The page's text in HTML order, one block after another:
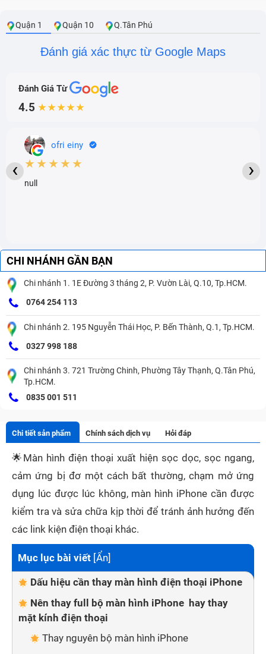
Quận 1 Quận 10 Q.Tân Phú
Đánh giá xác thực từ Google Maps
Đánh Giá Từ
4.5 ★★★★★
ofri einy
★★★★★
null
‹ ›
CHI NHÁNH GẦN BẠN
Chi nhánh 1. 1E Đường 3 tháng 2, P. Vườn Lài, Q.10, Tp.HCM.
0764 254 113
Chi nhánh 2. 195 Nguyễn Thái Học, P. Bến Thành, Q.1, Tp.HCM.
0327 998 188
Chi nhánh 3. 721 Trường Chinh, Phường Tây Thạnh, Q.Tân Phú,
Tp.HCM.
0835 001 511
Chi tiết sản phẩm Chính sách dịch vụ Hỏi đáp
🌟 Màn hình điện thoại xuất hiện sọc dọc, sọc ngang,
cảm ứng bị đơ một cách bất thường, chạm mở ứng
dụng lúc được lúc không, màn hình iPhone cần được
kiểm tra và sửa chữa kịp thời để tránh ảnh hưởng đến
các link kiện điện thoại khác.
Mục lục bài viết [Ẩn]
Dấu hiệu cần thay màn hình điện thoại iPhone
Nên thay full bộ màn hình iPhone hay thay
mặt kính điện thoại
Thay nguyên bộ màn hình iPhone